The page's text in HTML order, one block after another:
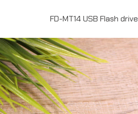
FD-MT14 USB Flash
Flash Drive โลหะ แบบ คลิบห
พร้อมยิงเลเซอร์โลโก้ 1 ตำแหน่
ยม ของที่ระลึก